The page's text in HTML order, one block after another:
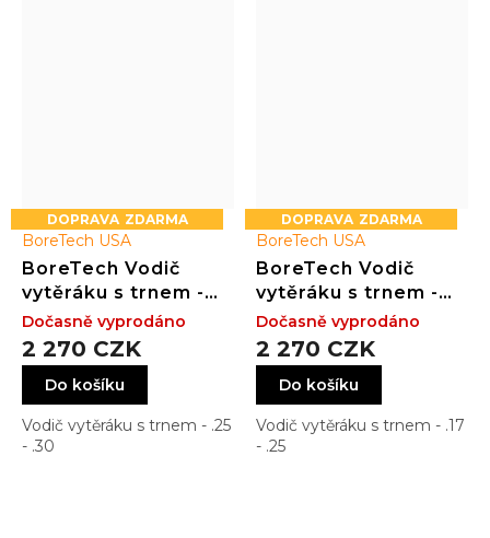
ZDARMA
BoreTech USA
BoreTech Vodič
vytěráku s trnem -
.25 - .30
2 270 CZK
Do košíku
Vodič vytěráku s trnem - .25
- .30
Dočasně vyprodáno
ZDARMA
BoreTech USA
BoreTech Vodič
vytěráku s trnem -
.17 - .25
2 270 CZK
Do košíku
Vodič vytěráku s trnem - .17
- .25
Dočasně vyprodáno